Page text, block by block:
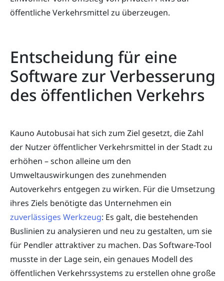
öffentliche Verkehrsmittel zu überzeugen.
Entscheidung für eine
Software zur Verbesserung
des öffentlichen Verkehrs
Kauno Autobusai hat sich zum Ziel gesetzt, die Zahl
der Nutzer öffentlicher Verkehrsmittel in der Stadt zu
erhöhen – schon alleine um den
Umweltauswirkungen des zunehmenden
Autoverkehrs entgegen zu wirken. Für die Umsetzung
ihres Ziels benötigte das Unternehmen ein
zuverlässiges Werkzeug: Es galt, die bestehenden
Buslinien zu analysieren und neu zu gestalten, um sie
für Pendler attraktiver zu machen. Das Software-Tool
musste in der Lage sein, ein genaues Modell des
öffentlichen Verkehrssystems zu erstellen ohne große